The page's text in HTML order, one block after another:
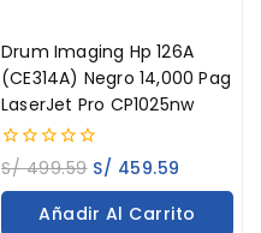
Drum Imaging Hp 126A
(CE314A) Negro 14,000 Pag
LaserJet Pro CP1025nw
0
out
of
S/499.59 S/ 459.59
Añadir Al Carrito